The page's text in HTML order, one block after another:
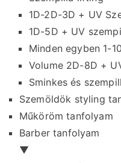
1D-2D-3D + UV
1D-5D + UV
Minden egyben 1-
Volume 2D-8D +
Sminkes és
Szemöldök styling
Műköröm tanfolyam
Barber tanfolyam
▼